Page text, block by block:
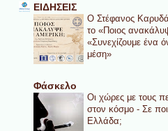
ΕΙΔΗΣΕΙΣ
Ο Στέφανος
το «Ποιος
«Συνεχίζουμε ένα
μέση»
Φάσκελο
Οι χώρες με τους
στον κόσμο - Σε
Ελλάδα;